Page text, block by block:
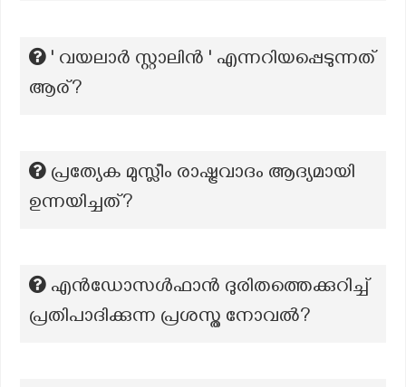
' വയലാർ സ്റ്റാലിൻ ' എന്നറിയപ്പെടുന്നത്
ആര്?
പ്രത്യേക മുസ്ലീം രാഷ്ട്രവാദം ആദ്യമായി
ഉന്നയിച്ചത്?
എൻഡോസൾഫാൻ ദുരിതത്തെക്കുറിച്ച്
പ്രതിപാദിക്കുന്ന പ്രശസ്ത നോവൽ?